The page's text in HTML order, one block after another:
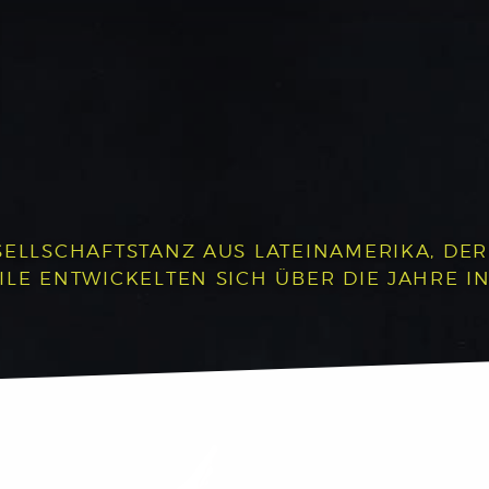
AUS LATEINAMERIKA,
ENTWICKELTEN SICH ÜBER DIE JAHRE